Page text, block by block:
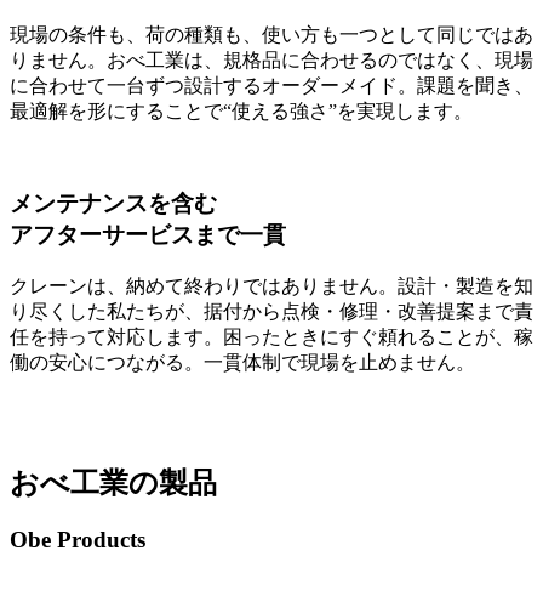
現場の条件も、荷の種類も、使い方も一つとして同じではあ
りません。おべ工業は、規格品に合わせるのではなく、現場
に合わせて一台ずつ設計するオーダーメイド。課題を聞き、
最適解を形にすることで“使える強さ”を実現します。
メンテナンスを含む
アフターサービスまで一貫
クレーンは、納めて終わりではありません。設計・製造を知
り尽くした私たちが、据付から点検・修理・改善提案まで責
任を持って対応します。困ったときにすぐ頼れることが、稼
働の安心につながる。一貫体制で現場を止めません。
おべ工業の製品
Obe Products